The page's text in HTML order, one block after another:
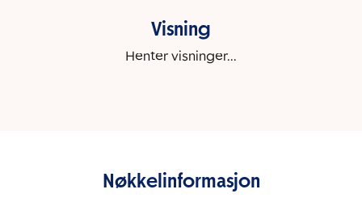
Visning
Henter visninger...
Nøkkelinformasjon